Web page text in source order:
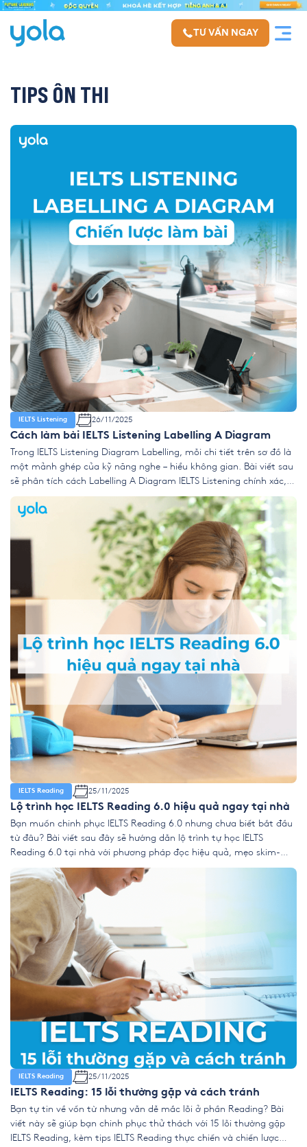
TƯ VẤN NGAY
TIPS ÔN THI
IELTS Listening 26/11/2025
Cách làm bài IELTS Listening Labelling A Diagram
Trong IELTS Listening Diagram Labelling, mỗi chi tiết trên sơ đồ là
một mảnh ghép của kỹ năng nghe – hiểu không gian. Bài viết sau
sẽ phân tích cách Labelling A Diagram IELTS Listening chính xác,
khai thác hiệu quả các yếu tố Spatial Language, Prepositions of
Place và tuân thủ Spelling Rules IELTS […]
IELTS Reading 25/11/2025
Lộ trình học IELTS Reading 6.0 hiệu quả ngay tại nhà
Bạn muốn chinh phục IELTS Reading 6.0 nhưng chưa biết bắt đầu
từ đâu? Bài viết sau đây sẽ hướng dẫn lộ trình tự học IELTS
Reading 6.0 tại nhà với phương pháp đọc hiệu quả, mẹo skim-
scan-paraphrase và kế hoạch học chi tiết giúp bạn rút ngắn
khoảng cách đạt mục tiêu. 1. Reading […]
IELTS Reading 25/11/2025
IELTS Reading: 15 lỗi thường gặp và cách tránh
Bạn tự tin về vốn từ nhưng vẫn dễ mắc lỗi ở phần Reading? Bài
viết này sẽ giúp bạn chinh phục thử thách với 15 lỗi thường gặp
IELTS Reading, kèm tips IELTS Reading thực chiến và chiến lược